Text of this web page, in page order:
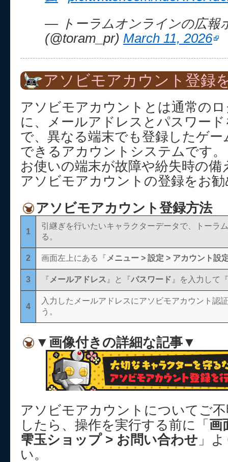
— トーラムオンラインの広報
(@toram_pr) March 11, 2026
アソビモアカウント登録
アソビモアカウントとは通常の
に、メールアドレスとパスワー
で、異なる端末でも登録したゲ
できるアカウントシステムです。
お使いの端末が故障や紛失時の
アソビモアカウントの登録をお
アソビモアカウント登録方法
1
引継ぎを行いたいキャラクターデータで、トーラ
る。
2 画面左上にある『 メニュー > 設定 > アカウント設
3 『 メールアドレス 』と『パスワード 』を入力して『
4
入力したメールアドレスにアソビモアカウント認
う。
▼画像付きの詳細な記事▼
アソビモアカウントについてご
したら、操作を実行する前に「 画
雫玉ショップ > お問い合わせ 」
い。